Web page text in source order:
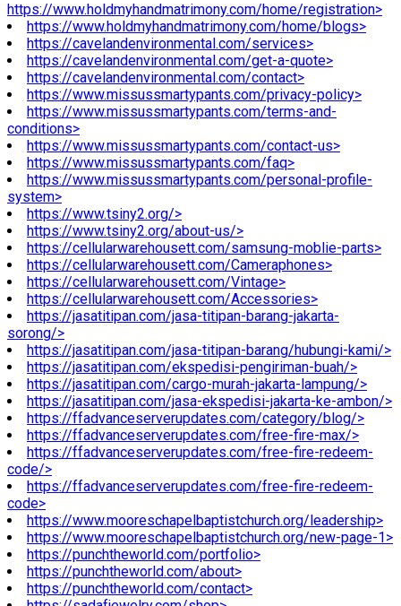
https://www.holdmyhandmatrimony.com/home/registration>
https://www.holdmyhandmatrimony.com/home/blogs>
https://cavelandenvironmental.com/services>
https://cavelandenvironmental.com/get-a-quote>
https://cavelandenvironmental.com/contact>
https://www.missussmartypants.com/privacy-policy>
https://www.missussmartypants.com/terms-and-
conditions>
https://www.missussmartypants.com/contact-us>
https://www.missussmartypants.com/faq>
https://www.missussmartypants.com/personal-profile-
system>
https://www.tsiny2.org/>
https://www.tsiny2.org/about-us/>
https://cellularwarehousett.com/samsung-moblie-parts>
https://cellularwarehousett.com/Cameraphones>
https://cellularwarehousett.com/Vintage>
https://cellularwarehousett.com/Accessories>
https://jasatitipan.com/jasa-titipan-barang-jakarta-
sorong/>
https://jasatitipan.com/jasa-titipan-barang/hubungi-kami/>
https://jasatitipan.com/ekspedisi-pengiriman-buah/>
https://jasatitipan.com/cargo-murah-jakarta-lampung/>
https://jasatitipan.com/jasa-ekspedisi-jakarta-ke-ambon/>
https://ffadvanceserverupdates.com/category/blog/>
https://ffadvanceserverupdates.com/free-fire-max/>
https://ffadvanceserverupdates.com/free-fire-redeem-
code/>
https://ffadvanceserverupdates.com/free-fire-redeem-
code>
https://www.mooreschapelbaptistchurch.org/leadership>
https://www.mooreschapelbaptistchurch.org/new-page-1>
https://punchtheworld.com/portfolio>
https://punchtheworld.com/about>
https://punchtheworld.com/contact>